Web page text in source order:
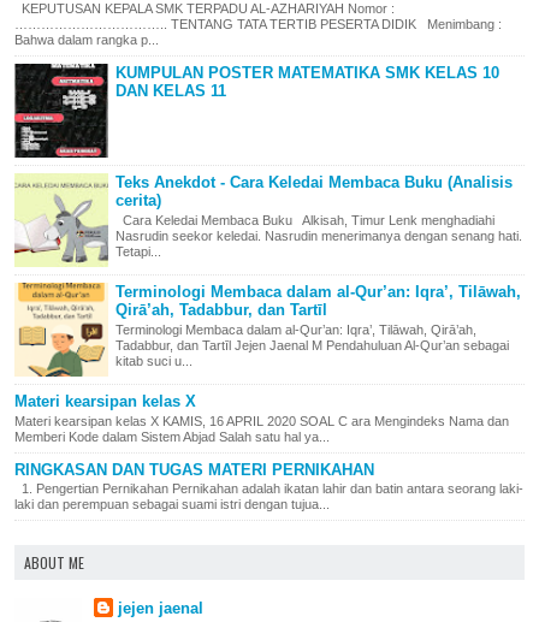
KEPUTUSAN KEPALA SMK TERPADU AL-AZHARIYAH Nomor :
…………………………….. TENTANG TATA TERTIB PESERTA DIDIK Menimbang :
Bahwa dalam rangka p...
KUMPULAN POSTER MATEMATIKA SMK KELAS 10
DAN KELAS 11
Teks Anekdot - Cara Keledai Membaca Buku (Analisis
cerita)
Cara Keledai Membaca Buku Alkisah, Timur Lenk menghadiahi
Nasrudin seekor keledai. Nasrudin menerimanya dengan senang hati.
Tetapi...
Terminologi Membaca dalam al-Qur’an: Iqra’, Tilāwah,
Qirā’ah, Tadabbur, dan Tartīl
Terminologi Membaca dalam al-Qur’an: Iqra’, Tilāwah, Qirā’ah,
Tadabbur, dan Tartīl Jejen Jaenal M Pendahuluan Al-Qur’an sebagai
kitab suci u...
Materi kearsipan kelas X
Materi kearsipan kelas X KAMIS, 16 APRIL 2020 SOAL C ara Mengindeks Nama dan
Memberi Kode dalam Sistem Abjad Salah satu hal ya...
RINGKASAN DAN TUGAS MATERI PERNIKAHAN
1. Pengertian Pernikahan Pernikahan adalah ikatan lahir dan batin antara seorang laki-
laki dan perempuan sebagai suami istri dengan tujua...
ABOUT ME
jejen jaenal